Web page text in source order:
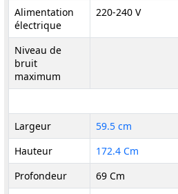
Alimentation
électrique
220-240 V
Niveau de
bruit
maximum
Largeur
59.5 cm
Hauteur
172.4 Cm
Profondeur
69 Cm